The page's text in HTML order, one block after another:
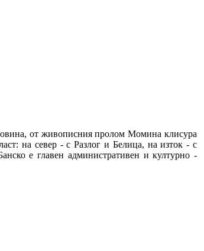
от живописния пролом Момина клисура
на север - с Разлог и Белица, на изток - с
е главен административен и културно -